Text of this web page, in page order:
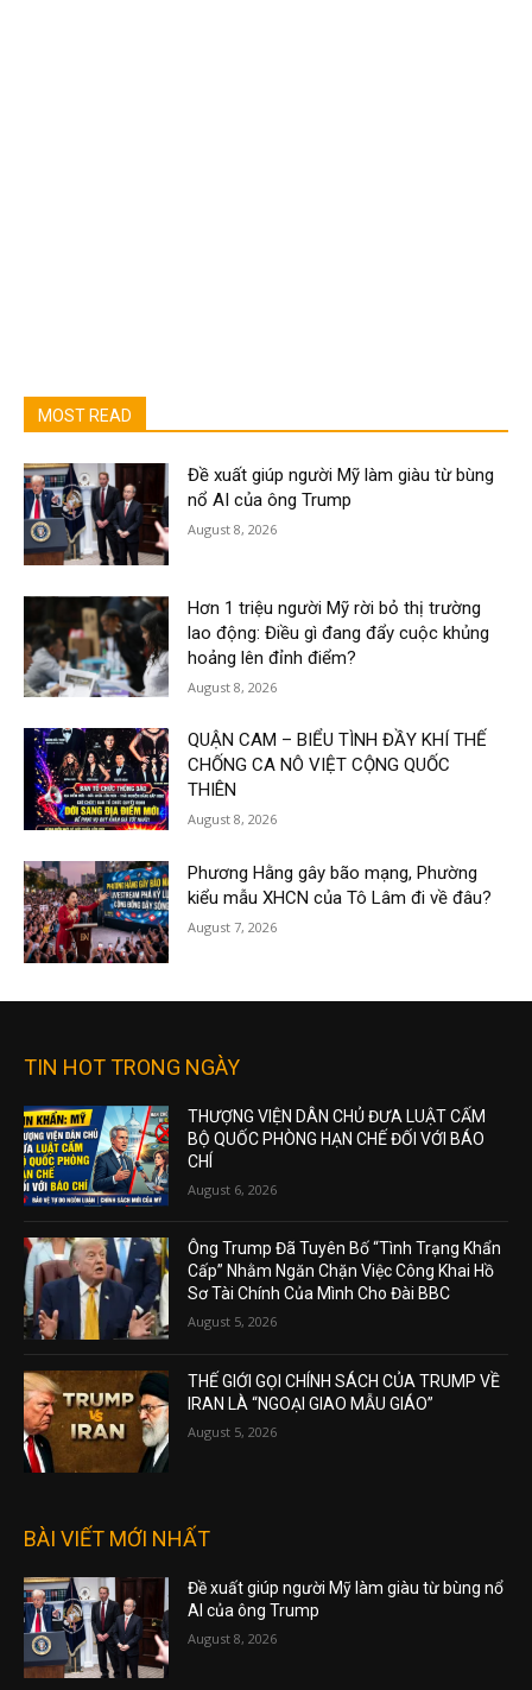
MOST READ
Đề xuất giúp người Mỹ làm giàu từ bùng
nổ AI của ông Trump
August 8, 2026
Hơn 1 triệu người Mỹ rời bỏ thị trường
lao động: Điều gì đang đẩy cuộc khủng
hoảng lên đỉnh điểm?
August 8, 2026
QUẬN CAM – BIỂU TÌNH ĐẦY KHÍ THẾ
CHỐNG CA NÔ VIỆT CỘNG QUỐC
THIÊN
August 8, 2026
Phương Hằng gây bão mạng, Phường
kiểu mẫu XHCN của Tô Lâm đi về đâu?
August 7, 2026
TIN HOT TRONG NGÀY
THƯỢNG VIỆN DÂN CHỦ ĐƯA LUẬT CẤM
BỘ QUỐC PHÒNG HẠN CHẾ ĐỐI VỚI BÁO
CHÍ
August 6, 2026
Ông Trump Đã Tuyên Bố “Tình Trạng Khẩn
Cấp” Nhằm Ngăn Chặn Việc Công Khai Hồ
Sơ Tài Chính Của Mình Cho Đài BBC
August 5, 2026
THẾ GIỚI GỌI CHÍNH SÁCH CỦA TRUMP VỀ
IRAN LÀ “NGOẠI GIAO MẪU GIÁO”
August 5, 2026
BÀI VIẾT MỚI NHẤT
Đề xuất giúp người Mỹ làm giàu từ bùng nổ
AI của ông Trump
August 8, 2026